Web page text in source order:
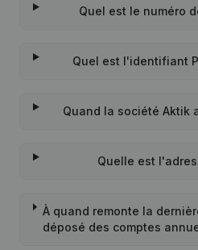
Quel est le numéro
Quel est l'identifiant
Quand la société Aktik
Quelle est
À quand remonte la
déposé des comptes